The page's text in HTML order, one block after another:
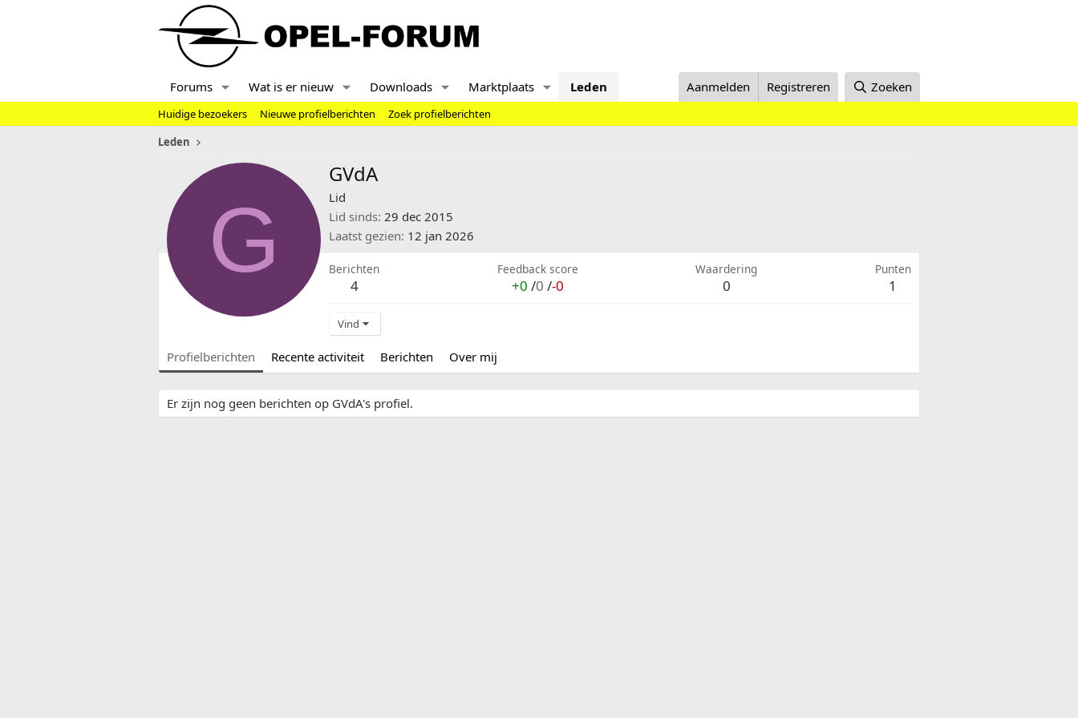
Forums Wat is er nieuw Downloads Marktplaats Leden Aanmelden Registreren Zoeken
Huidige bezoekers Nieuwe profielberichten
Zoek profielberichten
Leden
G
GVdA
Lid
Lid sinds 29 dec 2015
Laatst gezien 12 jan 2026
Berichten
4
Feedback score
+0 /0 /-0
Waardering
0
Punten
1
Vind
Profielberichten Recente activiteit Berichten Over mij
Er zijn nog geen berichten op GVdA's profiel.